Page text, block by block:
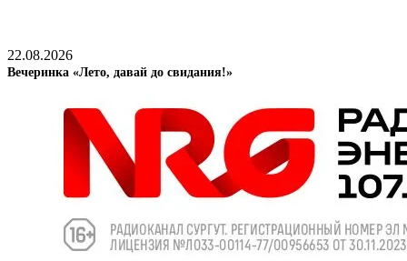
22.08.2026
Вечеринка «Лето, давай до свидания!»